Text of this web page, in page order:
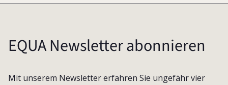
EQUA Newsletter abonnieren
Mit unserem Newsletter erfahren Sie ungefähr vier